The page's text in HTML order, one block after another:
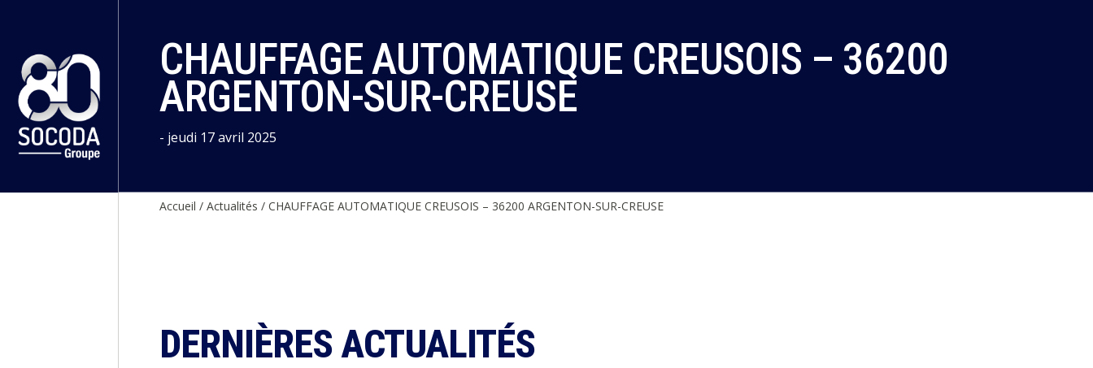
CHAUFFAGE AUTOMATIQUE CREUSOIS – 36200
ARGENTON-SUR-CREUSE
- jeudi 17 avril 2025
Accueil / Actualités / CHAUFFAGE AUTOMATIQUE CREUSOIS – 36200 ARGENTON-SUR-CREUSE
DERNIÈRES ACTUALITÉS